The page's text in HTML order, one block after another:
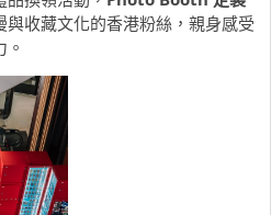
收藏文化的香港粉絲， 親身感受